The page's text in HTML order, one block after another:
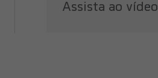
Assista ao vídeo